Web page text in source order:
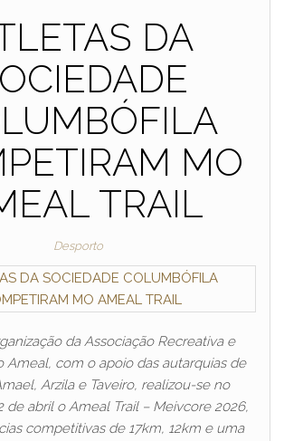
DA
MO
TRAIL
Desporto
da Associação Recreativa e
Ameal, com o apoio das autarquias de
Arzila e Taveiro, realizou-se no
de abril o Ameal Trail – Meivcore 2026,
competitivas de 17km, 12km e uma